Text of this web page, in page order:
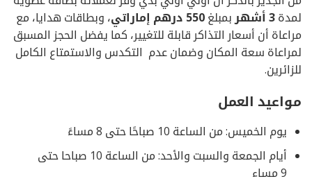
لمدة3 أشهر بمبلغ550 درهم إماراتي
، وبطاقات هدايا، مع
مراعاة أن أسعار التذاكر قابلة للتغيير، كما يفضل الحجز المسبق
لمراعاة سعة المكان وضمان عدم التكدس والاستمتاع الكامل
للزائرين.
مواعيد العمل
يوم الخميس: من الساعة 10 صباحًا حتى 8 مساءً
أيام الجمعة والسبت والأحد: من الساعة 10 صباحا حتى
9 مساء